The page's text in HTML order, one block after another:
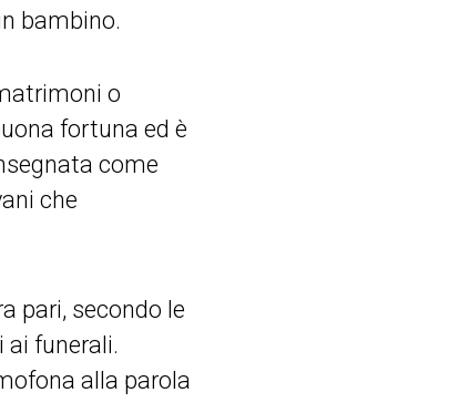
bambino.
o
fortuna ed è
come
che
pari, secondo le
ai funerali.
alla parola